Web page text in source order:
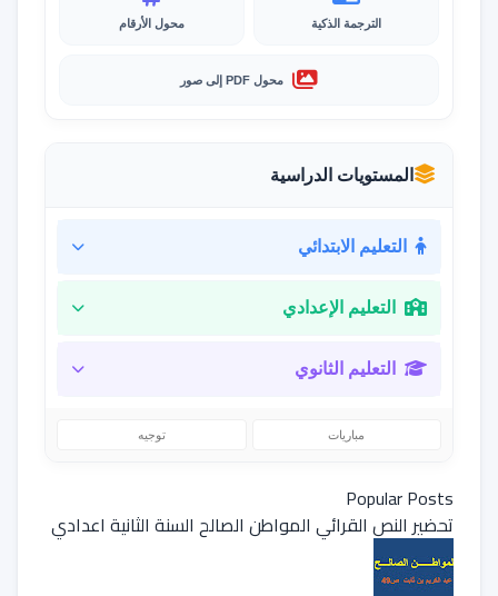
الترجمة الذكية محول الأرقام
محول PDF إلى صور
المستويات الدراسية
التعليم الابتدائي
التعليم الإعدادي
التعليم الثانوي
مباريات توجيه
Popular Posts
تحضير النص القرائي المواطن الصالح السنة الثانية اعدادي